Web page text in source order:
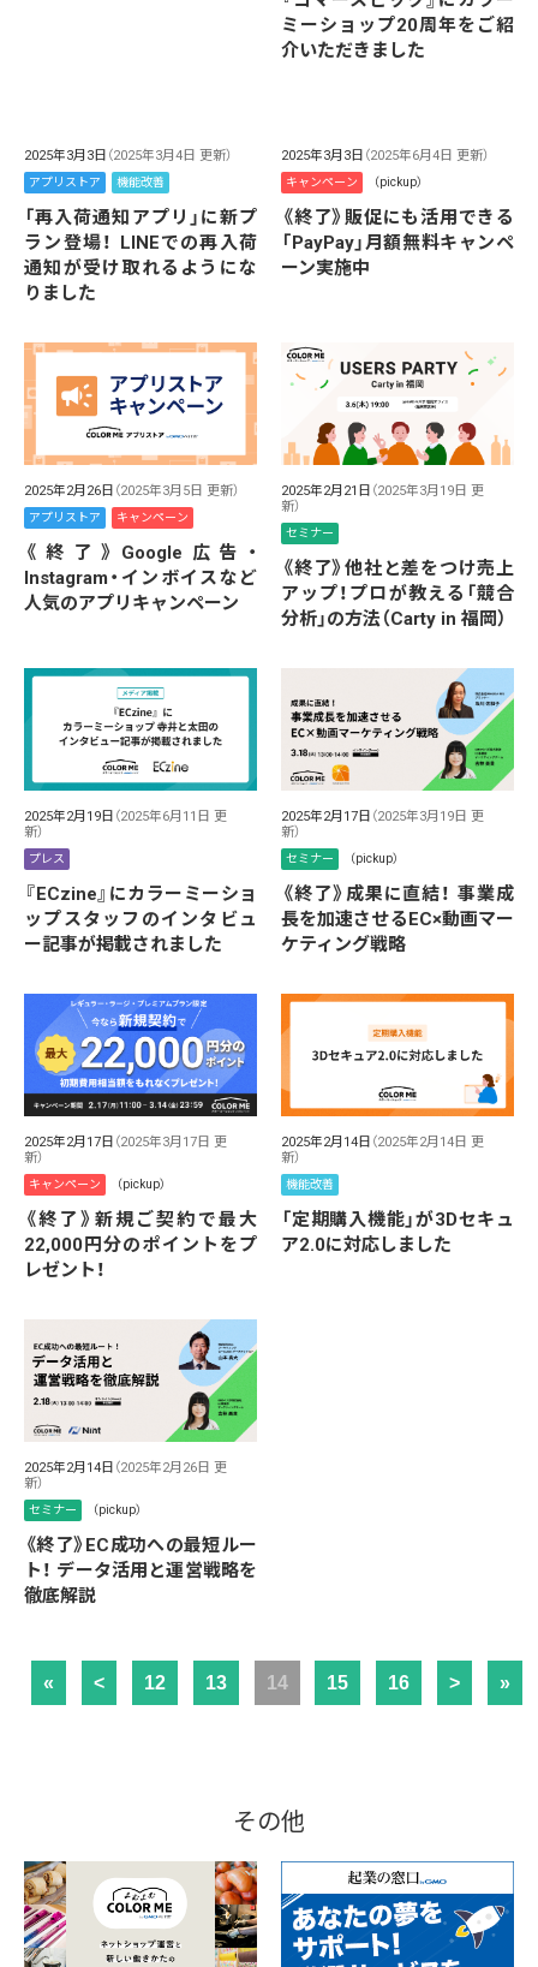
ミーショップ20周年をご紹
介いただきました
2025年3月3日 （2025年3月4日 更新）
アプリストア 機能改善
「再入荷通知アプリ」に新プ
ラン登場！ LINEでの再入荷
通知が受け取れるようにな
りました
2025年3月3日 （2025年6月4日 更新）
キャンペーン （pickup）
《終了》販促にも活用できる
「PayPay」月額無料キャンペ
ーン実施中
2025年2月26日 （2025年3月5日 更新）
アプリストア キャンペーン
《終了》Google広告・
Instagram・インボイスなど
人気のアプリキャンペーン
2025年2月21日 （2025年3月19日 更
新）
セミナー
《終了》他社と差をつけ売上
アップ！プロが教える「競合
分析」の方法（Carty in 福岡）
2025年2月19日 （2025年6月11日 更
新）
プレス
『ECzine』にカラーミーショ
ップスタッフのインタビュ
ー記事が掲載されました
2025年2月17日 （2025年3月19日 更
新）
セミナー （pickup）
《終了》成果に直結！ 事業成
長を加速させるEC×動画マー
ケティング戦略
2025年2月17日 （2025年3月17日 更
新）
キャンペーン （pickup）
《終了》新規ご契約で最大
22,000円分のポイントをプ
レゼント！
2025年2月14日 （2025年2月14日 更
新）
機能改善
「定期購入機能」が3Dセキュ
ア2.0に対応しました
2025年2月14日 （2025年2月26日 更
新）
セミナー （pickup）
《終了》EC成功への最短ルー
ト！ データ活用と運営戦略を
徹底解説
« < 12 13 14 15 16 > »
その他